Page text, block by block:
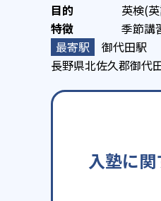
英検(
季節講
御代田駅
長野県北佐久郡御代
入塾に